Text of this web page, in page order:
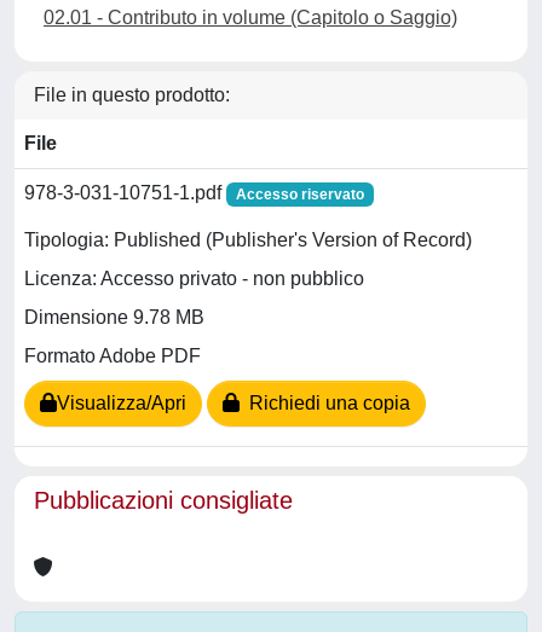
02.01 - Contributo in volume (Capitolo o Saggio)
File in questo prodotto:
File
978-3-031-10751-1.pdf Accesso riservato
Tipologia: Published (Publisher's Version of Record)
Licenza: Accesso privato - non pubblico
Dimensione 9.78 MB
Formato Adobe PDF
Visualizza/Apri Richiedi una copia
Pubblicazioni consigliate